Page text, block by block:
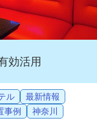
効活用
ル
最新情報
事例
神奈川